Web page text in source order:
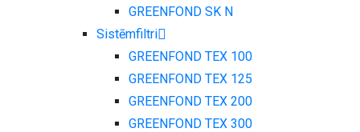
GREENFOND SK N
Sistēmfiltri
GREENFOND TEX 100
GREENFOND TEX 125
GREENFOND TEX 200
GREENFOND TEX 300